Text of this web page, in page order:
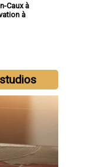
Caux à
à